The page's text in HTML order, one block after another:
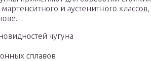
и аустенитного классов,
чугуна
сплавов